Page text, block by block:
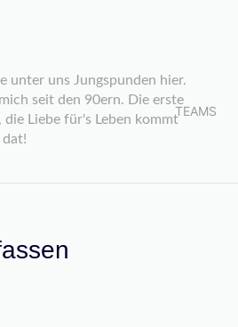
TEAMS
unter uns Jungspunden hier.
seit den 90ern. Die erste
Liebe für's Leben kommt